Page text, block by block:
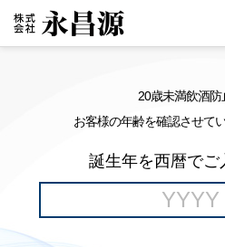
20歳未満飲酒
お客様の年齢を確認させて
誕生年を西暦でご